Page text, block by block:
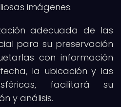
imágenes.
adecuada de las
para su preservación
con información
la ubicación y las
facilitará su
y análisis.